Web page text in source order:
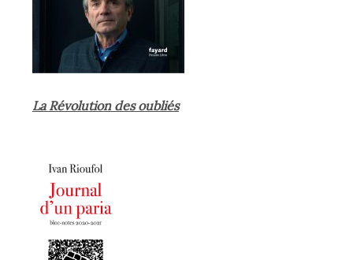
La Révolution des oubliés